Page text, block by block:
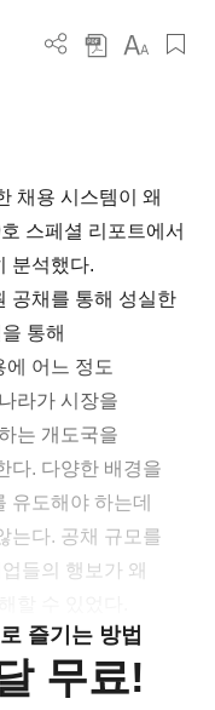
채용 시스템이 왜
스페셜 리포트에서
분석했다.
공채를 통해 성실한
통해
어느 정도
라가 시장을
는 개도국을
다. 다양한 배경을
유도해야 하는데
는다. 공채 규모를
들의 행보가 왜
즐기는 방법
무료!